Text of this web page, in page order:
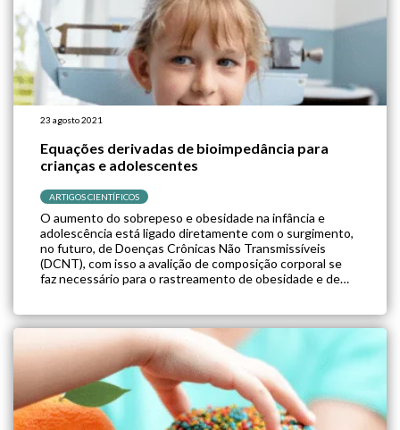
23 agosto 2021
Equações derivadas de bioimpedância para
crianças e adolescentes
ARTIGOS CIENTÍFICOS
O aumento do sobrepeso e obesidade na infância e
adolescência está ligado diretamente com o surgimento,
no futuro, de Doenças Crônicas Não Transmissíveis
(DCNT), com isso a avalição de composição corporal se
faz necessário para o rastreamento de obesidade e de